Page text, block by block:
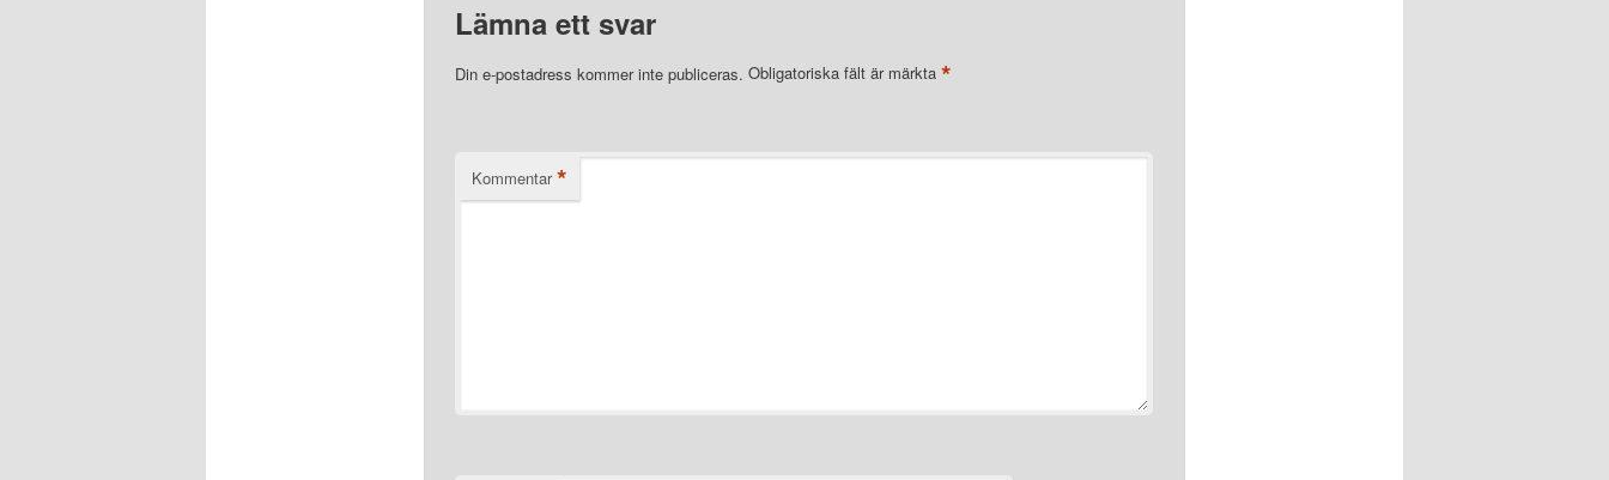
Lämna ett svar
Din e-postadress kommer inte publiceras. Obligatoriska fält är märkta *
Kommentar *